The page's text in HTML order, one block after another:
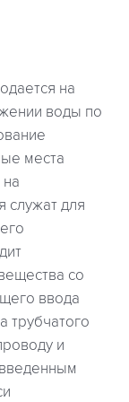
на
воды по
места
служат для
со
ввода
трубчатого
и